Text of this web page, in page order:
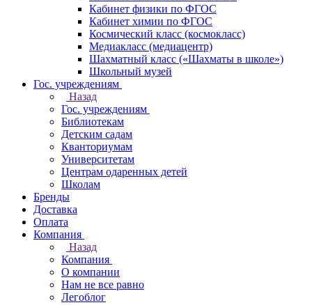
Кабинет физики по ФГОС
Кабинет химии по ФГОС
Космический класс (космокласс)
Медиакласс (медиацентр)
Шахматный класс («Шахматы в школе»)
Школьный музей
Гос. учреждениям
Назад
Гос. учреждениям
Библиотекам
Детским садам
Кванториумам
Университетам
Центрам одаренных детей
Школам
Бренды
Доставка
Оплата
Компания
Назад
Компания
О компании
Нам не все равно
Легоблог